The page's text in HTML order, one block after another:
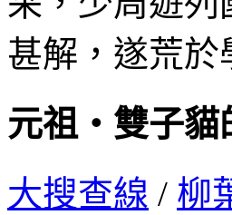
甚解，遂荒
元祖‧雙子貓
大搜查線 / 柳